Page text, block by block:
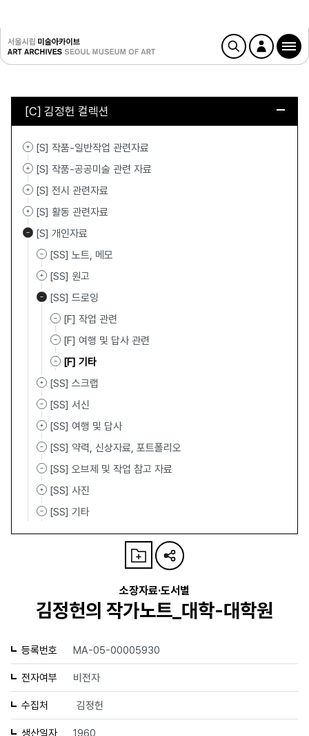
[C] 김정헌 컬렉션
[S] 작품-일반작업 관련자료
[S] 작품-공공미술 관련 자료
[S] 전시 관련자료
[S] 활동 관련자료
[S] 개인자료
[SS] 노트, 메모
[SS] 원고
[SS] 드로잉
[F] 작업 관련
[F] 여행 및 답사 관련
[F] 기타
[SS] 스크랩
[SS] 서신
[SS] 여행 및 답사
[SS] 약력, 신상자료, 포트폴리오
[SS] 오브제 및 작업 참고 자료
[SS] 사진
[SS] 기타
소장자료·도서별
김정헌의 작가노트_대학-대학원
등록번호 MA-05-00005930
전자여부 비전자
수집처 김정헌
생산일자 1960